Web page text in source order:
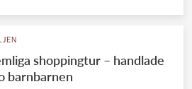
shoppingtur – handlade
barnbarnen